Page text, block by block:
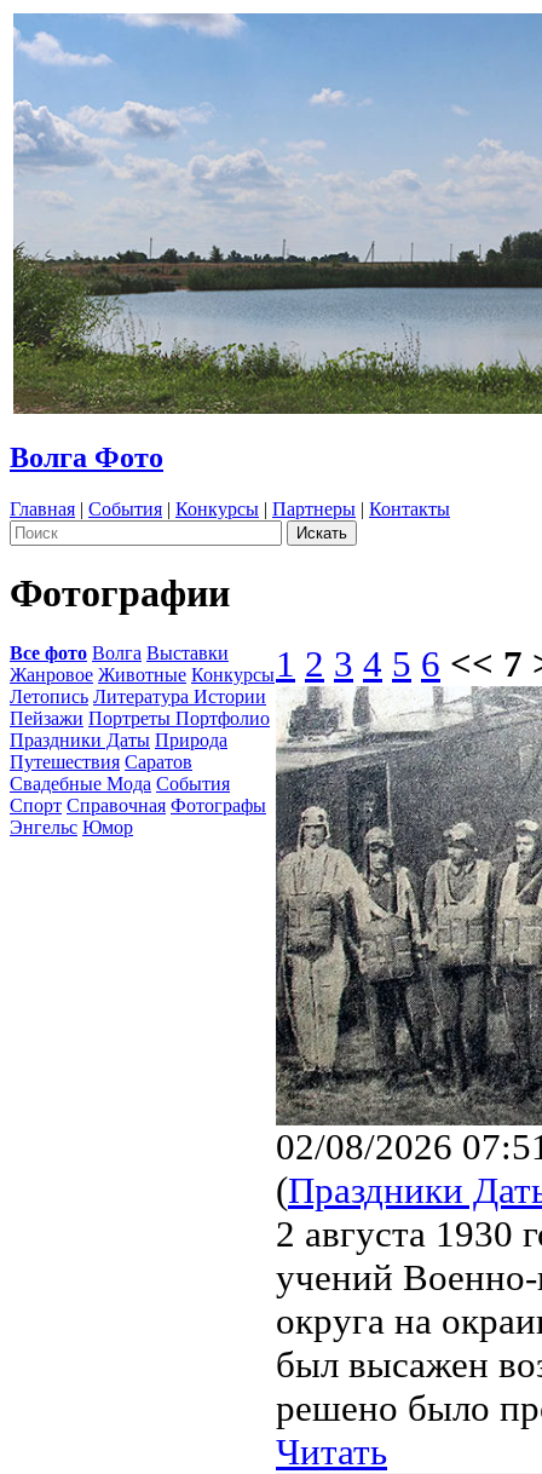
Волга Фото
Главная | События | Конкурсы | Партнеры | Контакты
Фотографии
Все фото Волга Выставки
Жанровое Животные Конкурсы
Летопись Литература Истории
Пейзажи Портреты Портфолио
Праздники Даты Природа
Путешествия Саратов
Свадебные Мода События
Спорт Справочная Фотографы
Энгельс Юмор
1 2 3 4 5 6 << 7
02/08/2026
(Праздники
2 августа 1930
учений
округа на
был высажен
решено было
Читать